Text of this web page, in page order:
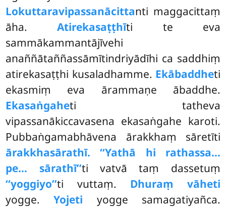
Lokuttaravipassanācittanti maggacittaṃ
āha.Atirekasaṭṭhīti te eva
sammākammantājīvehi
anaññātaññassāmītindriyādīhi ca saddhiṃ
atirekasaṭṭhi kusaladhamme. Ekābaddheti
ekasmiṃ eva ārammaṇe ābaddhe.
Ekasaṅgaheti tatheva
vipassanākiccavasena ekasaṅgahe karoti.
Pubbaṅgamabhāvena ārakkhaṃ sāretīti
ārakkhasārathī. ‘‘Yathā hi rathassa…
pe… sārathī’’ti vatvā taṃ dassetuṃ
‘‘yoggiyo’’ti vuttaṃ. Dhuraṃ vāheti
yogge.Yojeti yogge samagatiyañca.